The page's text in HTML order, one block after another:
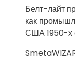
Белт-лайт
как
США 1950-х